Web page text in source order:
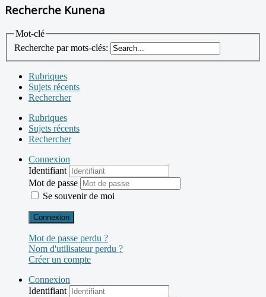
Recherche Kunena
Mot-clé
Recherche par mots-clés:
Rubriques
Sujets récents
Rechercher
Rubriques
Sujets récents
Rechercher
Connexion
Identifiant
Mot de passe
Se souvenir de moi
Connexion
Mot de passe perdu ?
Nom d'utilisateur perdu ?
Créer un compte
Connexion
Identifiant